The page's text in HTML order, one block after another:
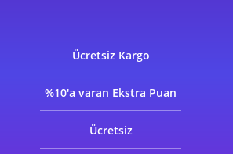
Ücretsiz Kargo
%10'a varan Ekstra Puan
Ücretsiz